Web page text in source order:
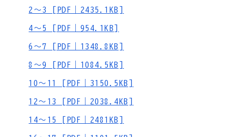
2～3 [PDF｜2435.1KB]
4～5 [PDF｜954.1KB]
6～7 [PDF｜1348.8KB]
8～9 [PDF｜1084.5KB]
10～11 [PDF｜3150.5KB]
12～13 [PDF｜2038.4KB]
14～15 [PDF｜2481KB]